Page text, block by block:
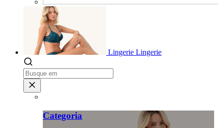
Lingerie Lingerie
Categoria